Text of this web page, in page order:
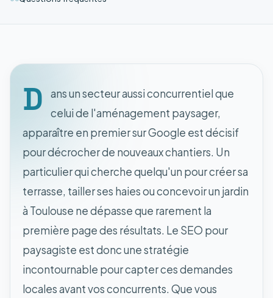
D
ans un secteur aussi concurrentiel que
celui de l'aménagement paysager,
apparaître en premier sur Google est décisif
pour décrocher de nouveaux chantiers. Un
particulier qui cherche quelqu'un pour créer sa
terrasse, tailler ses haies ou concevoir un jardin
à Toulouse ne dépasse que rarement la
première page des résultats. Le SEO pour
paysagiste est donc une stratégie
incontournable pour capter ces demandes
locales avant vos concurrents. Que vous